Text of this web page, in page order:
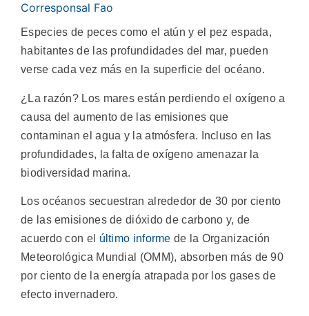
Corresponsal Fao
Especies de peces como el atún y el pez espada,
habitantes de las profundidades del mar, pueden
verse cada vez más en la superficie del océano.
¿La razón? Los mares están perdiendo el oxígeno a
causa del aumento de las emisiones que
contaminan el agua y la atmósfera. Incluso en las
profundidades, la falta de oxígeno amenazar la
biodiversidad marina.
Los océanos secuestran alrededor de 30 por ciento
de las emisiones de dióxido de carbono y, de
acuerdo con el último informe de la Organización
Meteorológica Mundial (OMM), absorben más de 90
por ciento de la energía atrapada por los gases de
efecto invernadero.